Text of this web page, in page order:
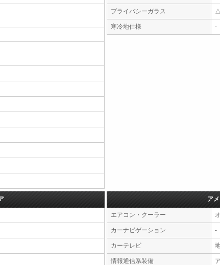
プライバシーガラス
寒冷地仕様 -
ア
エアコン・クーラー
カーナビゲーション -
カーテレビ
情報通信系装備